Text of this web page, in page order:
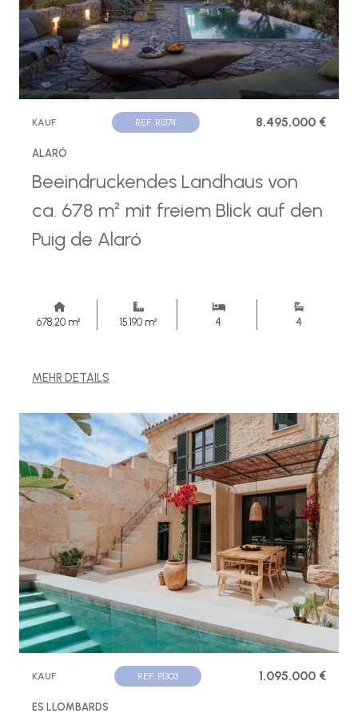
KAUF REF. R1374 8.495.000 €
ALARÓ
Beeindruckendes Landhaus von
ca. 678 m² mit freiem Blick auf den
Puig de Alaró
678,20 m² 15.190 m² 4 4
MEHR DETAILS
KAUF REF. P1303 1.095.000 €
ES LLOMBARDS